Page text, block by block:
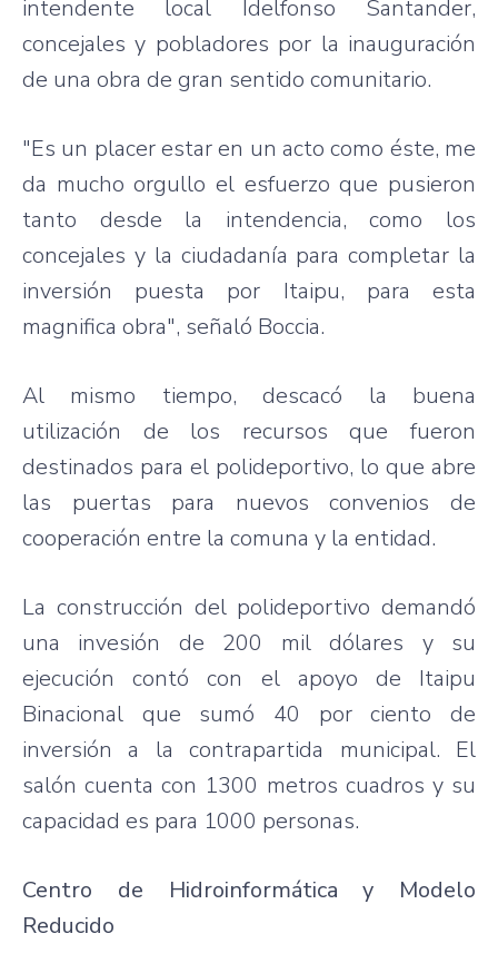
intendente local Idelfonso Santander,
concejales y pobladores por la inauguración
de una obra de gran sentido comunitario.
"Es un placer estar en un acto como éste, me
da mucho orgullo el esfuerzo que pusieron
tanto desde la intendencia, como los
concejales y la ciudadanía para completar la
inversión puesta por Itaipu, para esta
magnifica obra", señaló Boccia.
Al mismo tiempo, descacó la buena
utilización de los recursos que fueron
destinados para el polideportivo, lo que abre
las puertas para nuevos convenios de
cooperación entre la comuna y la entidad.
La construcción del polideportivo demandó
una invesión de 200 mil dólares y su
ejecución contó con el apoyo de Itaipu
Binacional que sumó 40 por ciento de
inversión a la contrapartida municipal. El
salón cuenta con 1300 metros cuadros y su
capacidad es para 1000 personas.
Centro de Hidroinformática y Modelo
Reducido